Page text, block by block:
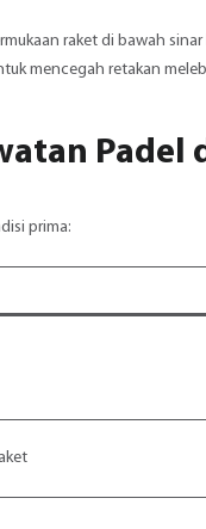
raket di bawah sinar
mencegah retakan
Padel
prima: